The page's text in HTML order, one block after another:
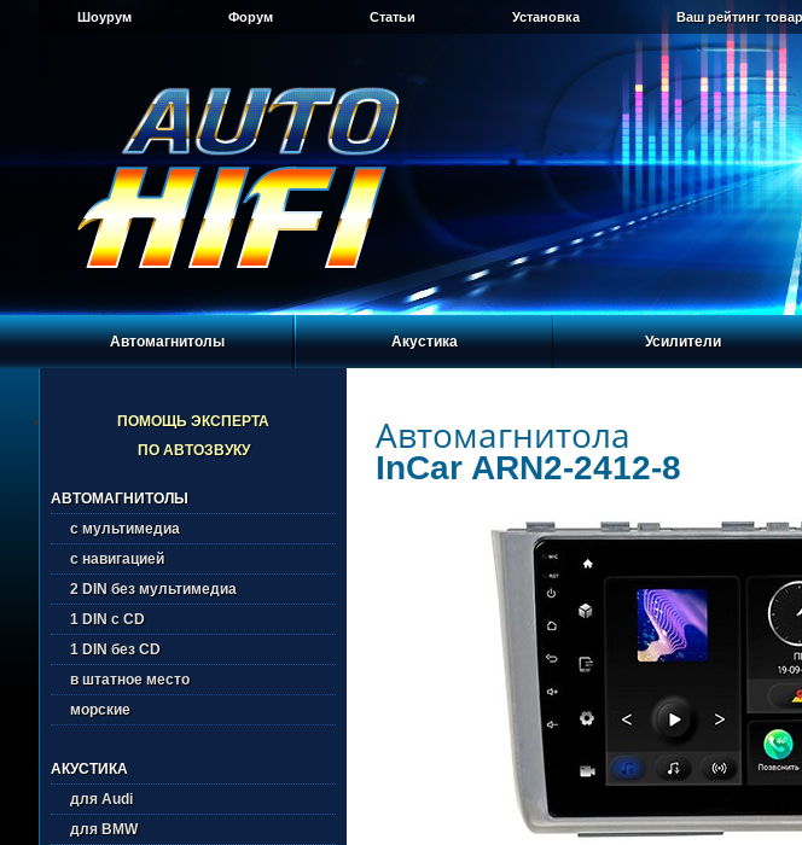
Шоурум Форум Статьи Установка Ваш рейтинг
Автомагнитолы Акустика Усилители
ПОМОЩЬ ЭКСПЕРТА
ПО АВТОЗВУКУ
АВТОМАГНИТОЛЫ
с мультимедиа
с навигацией
2 DIN без мультимедиа
1 DIN с CD
1 DIN без CD
в штатное место
морские
АКУСТИКА
для Audi
для BMW
Автомагнитола
InCar ARN2-2412-8